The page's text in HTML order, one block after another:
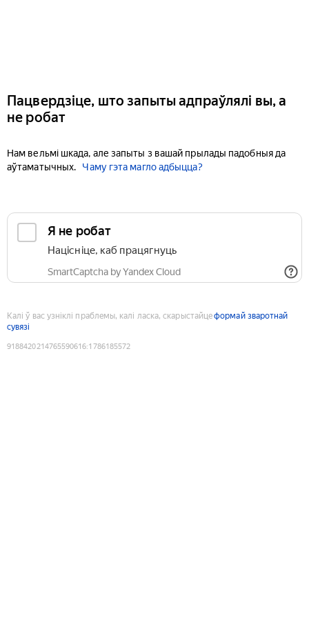
Пацвердзіце, што запыты адпраўлялі вы, а
не робат
Нам вельмі шкада, але запыты з вашай прылады падобныя да
аўтаматычных.
Чаму гэта магло адбыцца?
Я не робат
Націсніце, каб працягнуць
SmartCaptcha by Yandex Cloud
Калі ў вас узніклі праблемы, калі ласка, скарыстайцеформай зваротнай
сувязі
9188420214765590616:1786185572